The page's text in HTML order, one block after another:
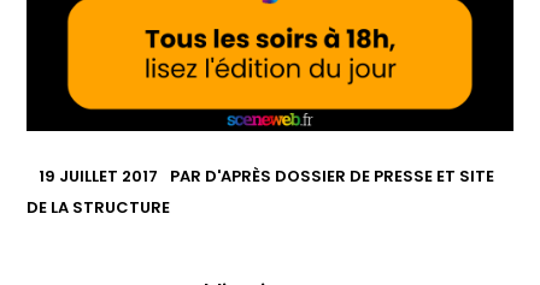
19 JUILLET 2017 PAR D'APRÈS DOSSIER DE PRESSE ET SITE
DE LA STRUCTURE